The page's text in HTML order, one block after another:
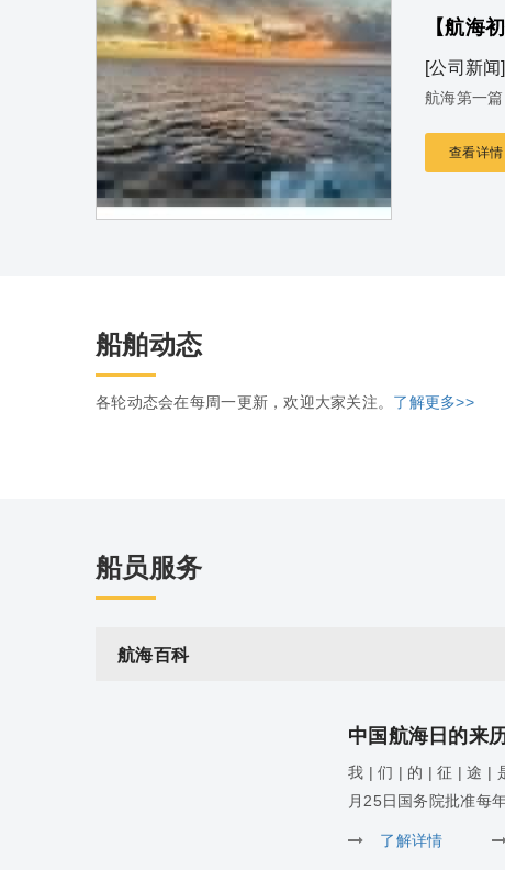
【航海
[公司新
航海第一
查看详情
船舶动态
各轮动态会在每周一更新，欢迎大家关注。 了解更多>>
船员服务
航海百科
中国航海日的来
我 | 们 | 的 | 征 | 途 |
月25日国务院批准每年
了解详情